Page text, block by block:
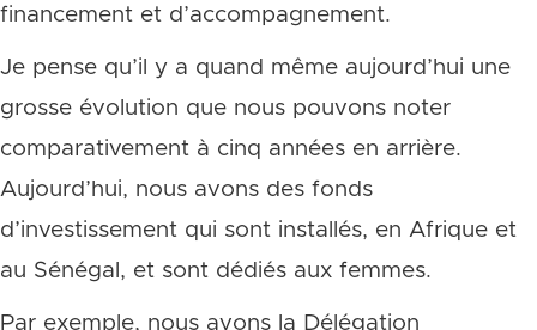
financement et d’accompagnement.
Je pense qu’il y a quand même aujourd’hui une
grosse évolution que nous pouvons noter
comparativement à cinq années en arrière.
Aujourd’hui, nous avons des fonds
d’investissement qui sont installés, en Afrique et
au Sénégal, et sont dédiés aux femmes.
Par exemple, nous avons la Délégation